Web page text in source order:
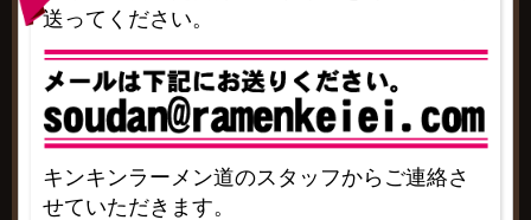
送ってください。
キンキンラーメン道のスタッフからご連絡さ
せていただきます。